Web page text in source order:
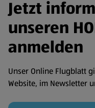
Jetzt
unseren
anmelden
Unser Online Flugblatt
Website, im Newsletter